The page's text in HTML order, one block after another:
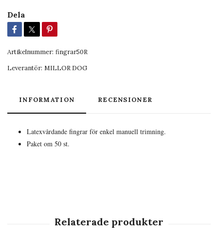
Dela
Artikelnummer: fingrar50R
Leverantör: MILLOR DOG
INFORMATION RECENSIONER
Latexvårdande fingrar för enkel manuell trimning.
Paket om 50 st.